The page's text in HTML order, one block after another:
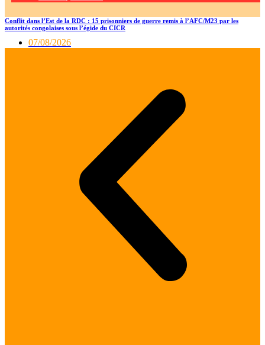
Conflit dans l’Est de la RDC : 15 prisonniers de guerre remis à l’AFC/M23 par les
autorités congolaises sous l’égide du CICR
07/08/2026